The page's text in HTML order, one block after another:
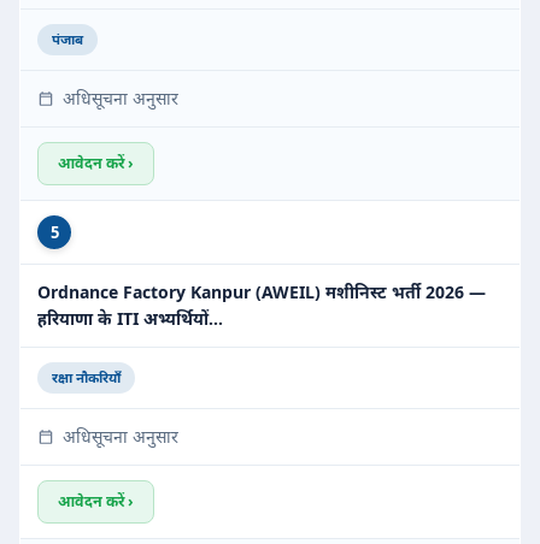
पंजाब
अधिसूचना अनुसार
आवेदन करें ›
5
Ordnance Factory Kanpur (AWEIL) मशीनिस्ट भर्ती 2026 —
हरियाणा के ITI अभ्यर्थियों…
रक्षा नौकरियाँ
अधिसूचना अनुसार
आवेदन करें ›